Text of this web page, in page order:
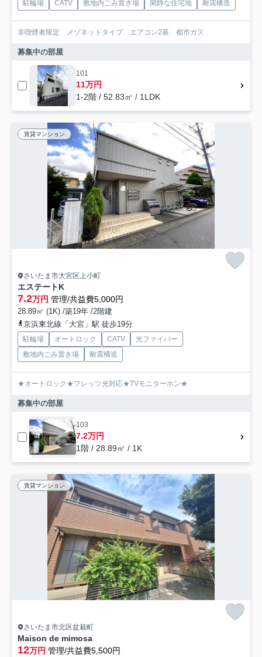
駐輪場 CATV 敷地内ごみ置き場 閑静な住宅地 耐震構造
非喫煙者限定 メゾネットタイプ エアコン2基 都市ガス
募集中の部屋
101
11万円
1-2階 / 52.83㎡ / 1LDK
賃貸マンション
さいたま市大宮区上小町
エステートK
7.2万円 管理/共益費5,000円
28.89㎡ (1K) /築19年 /2階建
京浜東北線「大宮」駅 徒歩19分
駐輪場 オートロック CATV
光ファイバー
敷地内ごみ置き場
耐震構造
★オートロック★フレッツ光対応★TVモニターホン★
募集中の部屋
103
7.2万円
1階 / 28.89㎡ / 1K
賃貸マンション
さいたま市北区盆栽町
Maison de mimosa
12万円 管理/共益費5,500円